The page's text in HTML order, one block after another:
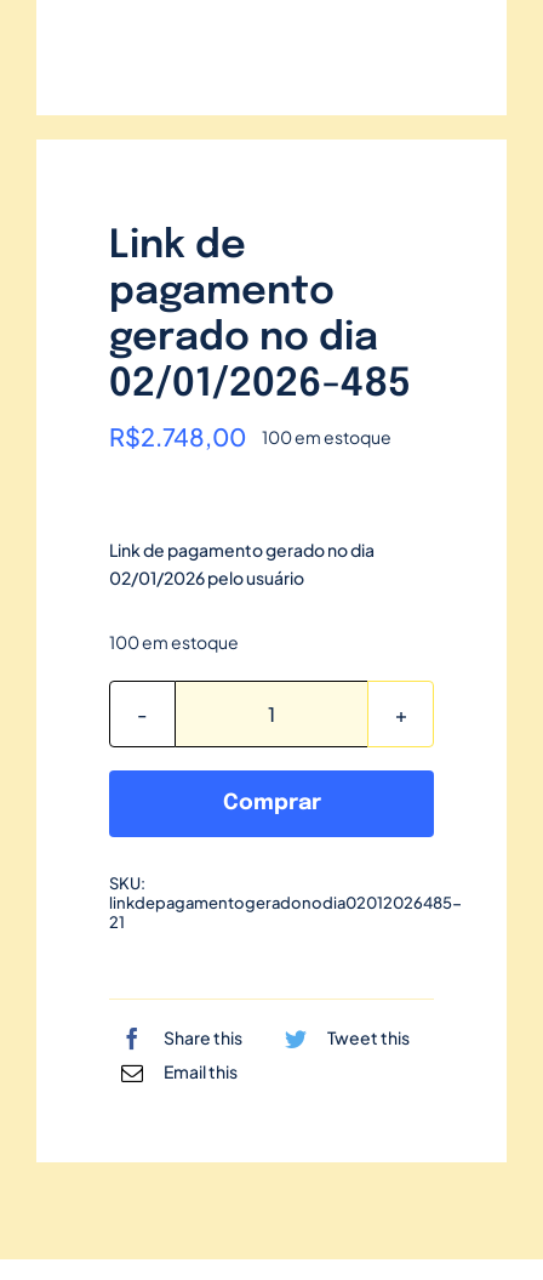
Link de
pagamento
gerado no dia
02/01/2026-485
R$2.748,00 100 em estoque
Link de pagamento gerado no dia
02/01/2026 pelo usuário
100 em estoque
Link
pagamento
dia
Comprar
SKU:
linkdepagamentogeradonodia02012026485-
21
Share this
Tweet this
Email this